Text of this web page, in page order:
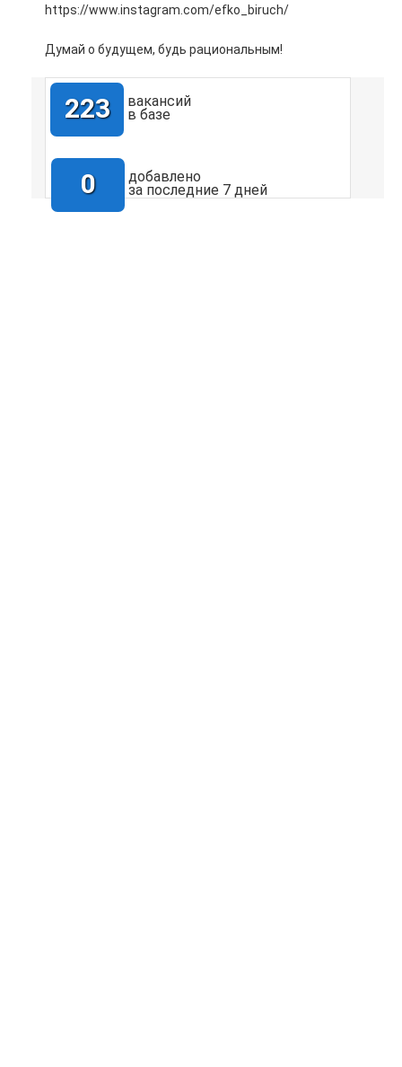
https://www.instagram.com/efko_biruch/
Думай о будущем, будь рациональным!
223 вакансий
в базе
0 добавлено
за последние 7 дней